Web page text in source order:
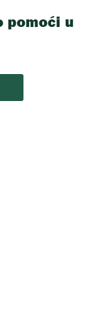
pomoći u